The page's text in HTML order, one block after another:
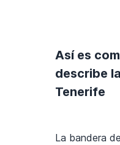
Así es
describe
Tenerife
La bandera